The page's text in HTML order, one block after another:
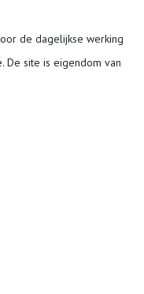
de dagelijkse werking
De site is eigendom van